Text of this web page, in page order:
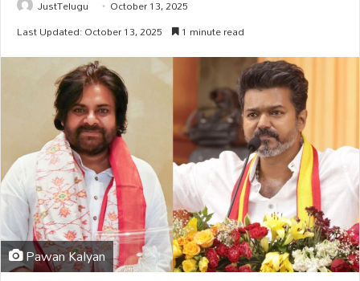
JustTelugu
October 13, 2025
Last Updated: October 13, 2025
1 minute read
Pawan Kalyan